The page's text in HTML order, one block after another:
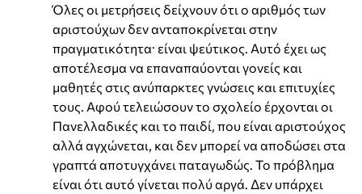
Όλες οι μετρήσεις δείχνουν ότι ο αριθμός των
αριστούχων δεν ανταποκρίνεται στην
πραγματικότητα· είναι ψεύτικος. Αυτό έχει ως
αποτέλεσμα να επαναπαύονται γονείς και
μαθητές στις ανύπαρκτες γνώσεις και επιτυχίες
τους. Αφού τελειώσουν το σχολείο έρχονται οι
Πανελλαδικές και το παιδί, που είναι αριστούχος
αλλά αγχώνεται, και δεν μπορεί να αποδώσει στα
γραπτά αποτυγχάνει παταγωδώς. Το πρόβλημα
είναι ότι αυτό γίνεται πολύ αργά. Δεν υπάρχει